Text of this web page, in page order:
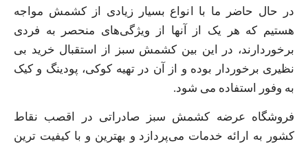
در حال حاضر ما با انواع بسیار زیادی از کشمش مواجه
هستیم که هر یک از آنها از ویژگی‌های منحصر به فردی
برخوردارند، در این بین کشمش سبز از استقبال خرید بی
نظیری برخوردار بوده و از آن در تهیه کوکی، پودینگ و کیک
به وفور استفاده می شود.
فروشگاه عرضه کشمش سبز صادراتی در اقصب نقاط
کشور به ارائه خدمات می‌پردازد و بهترین و با کیفیت ترین